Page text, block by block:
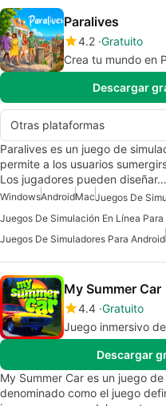
Paralives
4.2 Gratuito
Crea tu mundo en
Descargar
Otras plataformas
Paralives es un juego de
permite a los usuarios
Los jugadores pueden diseñar…
WindowsAndroidMacJuegos De
Juegos De Simuladores Para Android
My Summer Car
4.4 Gratuito
Juego inmersivo
Descargar
My Summer Car es un juego
denominado como el juego